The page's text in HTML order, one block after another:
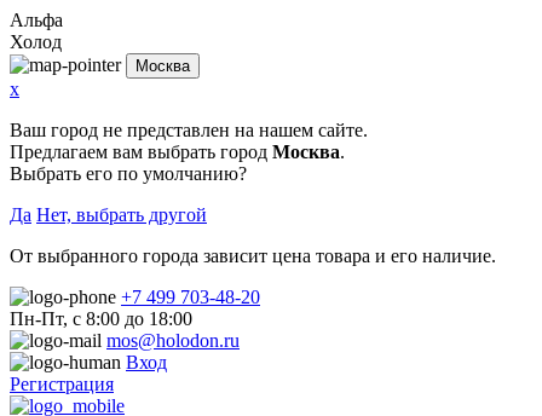
Альфа
Холод
Москва
x
Ваш город не представлен на нашем сайте.
Предлагаем вам выбрать город Москва.
Выбрать его по умолчанию?
Да Нет, выбрать другой
От выбранного города зависит цена товара и его наличие.
+7 499 703-48-20
Пн-Пт, с 8:00 до 18:00
mos@holodon.ru
Вход
Регистрация